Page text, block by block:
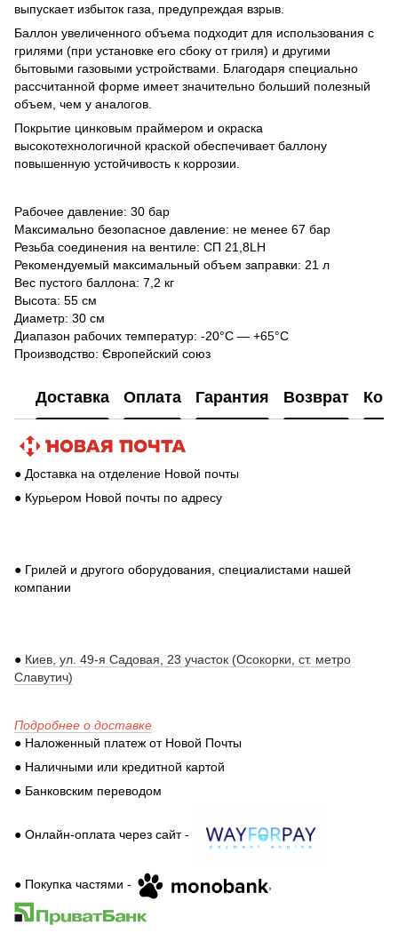
выпускает избыток газа, предупреждая взрыв.
Баллон увеличенного объема подходит для использования с
грилями (при установке его сбоку от гриля) и другими
бытовыми газовыми устройствами. Благодаря специально
рассчитанной форме имеет значительно больший полезный
объем, чем у аналогов.
Покрытие цинковым праймером и окраска
высокотехнологичной краской обеспечивает баллону
повышенную устойчивость к коррозии.
Рабочее давление: 30 бар
Максимально безопасное давление: не менее 67 бар
Резьба соединения на вентиле: СП 21,8LH
Рекомендуемый максимальный объем заправки: 21 л
Вес пустого баллона: 7,2 кг
Высота: 55 см
Диаметр: 30 см
Диапазон рабочих температур: -20°C — +65°C
Производство: Європейский союз
Доставка Оплата Гарантия Возврат
● Доставка на отделение Новой почты
● Курьером Новой почты по адресу
● Грилей и другого оборудования, специалистами нашей
компании
● Киев, ул. 49-я Садовая, 23 участок (Осокорки, ст. метро
Славутич)
Подробнее о доставке
● Наложенный платеж от Новой Почты
● Наличными или кредитной картой
● Банковским переводом
● Онлайн-оплата через сайт -
● Покупка частями - ,